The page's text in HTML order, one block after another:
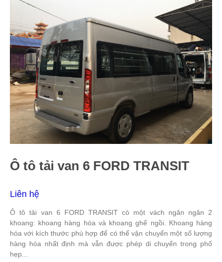
Ô tô tải van 6 FORD TRANSIT
Liên hệ
Ô tô tải van 6 FORD TRANSIT có một vách ngăn ngăn 2
khoang: khoang hàng hóa và khoang ghế ngồi. Khoang hàng
hóa với kích thước phù hợp để có thể vận chuyển một số lượng
hàng hóa nhất định mà vẫn được phép di chuyển trong phố
hẹp...